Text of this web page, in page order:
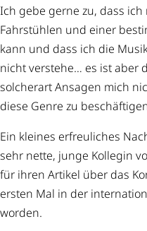
Ich gebe gerne zu, dass
Fahrstühlen und einer
kann und dass ich die
nicht verstehe… es ist aber
solcherart Ansagen mich
diese Genre zu
Ein kleines erfreuliches
sehr nette, junge Kollegin
für ihren Artikel über das
ersten Mal in der
worden.